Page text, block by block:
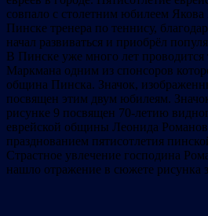
совпало с столетним юбилеем
Пинске тренера по теннису,
начал развиваться и приобрёл
В Пинске уже много лет проводится
Маркмана одним из спонсоров
община Пинска. Значок,
посвящен этим двум юбилеям.
рисунке 9 посвящен 70-летию
еврейской общины Леонида
празднованием пятисотлетия
Страстное увлечение господина
нашло отражение в сюжете рисунка